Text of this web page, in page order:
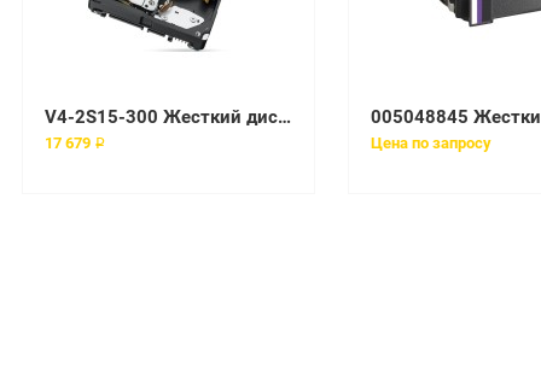
V4-2S15-300 Жесткий диск EMC 15000 об/мин SAS
17 679 ₽ Цена по запросу